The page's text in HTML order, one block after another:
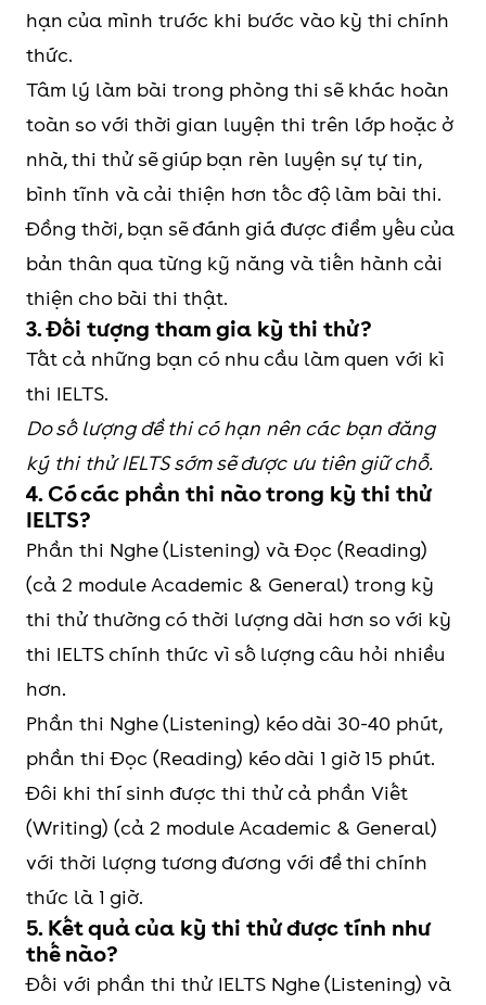
hạn của mình trước khi bước vào kỳ thi chính
thức.
Tâm lý làm bài trong phòng thi sẽ khác hoàn
toàn so với thời gian luyện thi trên lớp hoặc ở
nhà, thi thử sẽ giúp bạn rèn luyện sự tự tin,
bình tĩnh và cải thiện hơn tốc độ làm bài thi.
Đồng thời, bạn sẽ đánh giá được điểm yếu của
bản thân qua từng kỹ năng và tiến hành cải
thiện cho bài thi thật.
3. Đối tượng tham gia kỳ thi thử?
Tất cả những bạn có nhu cầu làm quen với kì
thi IELTS.
Do số lượng đề thi có hạn nên các bạn đăng
ký thi thử IELTS sớm sẽ được ưu tiên giữ chỗ.
4. Có các phần thi nào trong kỳ thi thử
IELTS?
Phần thi Nghe (Listening) và Đọc (Reading)
(cả 2 module Academic & General) trong kỳ
thi thử thường có thời lượng dài hơn so với kỳ
thi IELTS chính thức vì số lượng câu hỏi nhiều
hơn.
Phần thi Nghe (Listening) kéo dài 30-40 phút,
phần thi Đọc (Reading) kéo dài 1 giờ 15 phút.
Đôi khi thí sinh được thi thử cả phần Viết
(Writing) (cả 2 module Academic & General)
với thời lượng tương đương với đề thi chính
thức là 1 giờ.
5. Kết quả của kỳ thi thử được tính như
thế nào?
Đối với phần thi thử IELTS Nghe (Listening) và